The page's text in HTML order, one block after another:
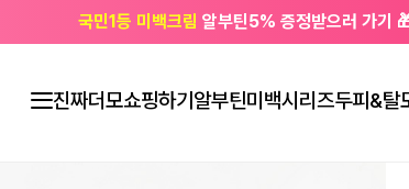
국민1등 미백크림 알부틴5% 증정받으러 가기
진짜더모쇼핑하기 알부틴미백시리즈두피&탈